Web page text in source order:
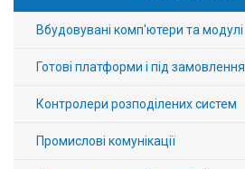
Вбудовувані комп'ютери та модулі
Готові платформи і під замовлення
Контролери розподілених систем
Промислові комунікації